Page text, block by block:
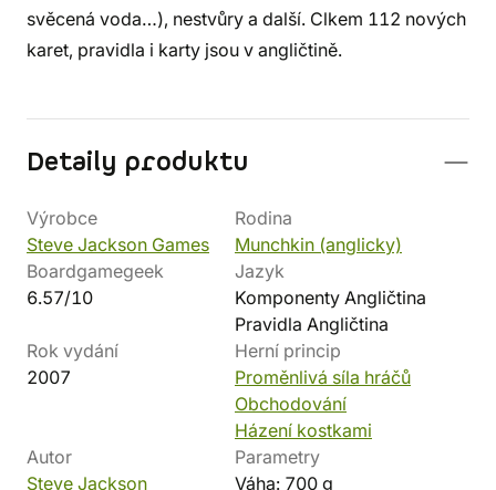
svěcená voda…), nestvůry a další. Clkem 112 nových
karet, pravidla i karty jsou v angličtině.
Detaily produktu
Výrobce
Steve Jackson Games
Rodina
Munchkin (anglicky)
Boardgamegeek
6.57/10
Jazyk
Komponenty Angličtina
Pravidla Angličtina
Rok vydání
2007
Herní princip
Proměnlivá síla hráčů
Obchodování
Házení kostkami
Autor
Steve Jackson
Parametry
Váha: 700 g